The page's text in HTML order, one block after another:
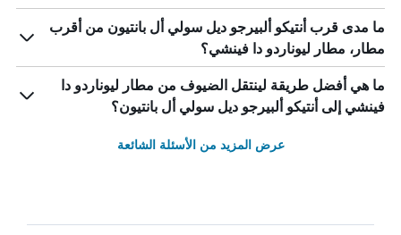
ما مدى قرب أنتيكو ألبيرجو ديل سولي أل بانتيون من أقرب
مطار، مطار ليوناردو دا فينشي؟
ما هي أفضل طريقة لينتقل الضيوف من مطار ليوناردو دا
فينشي إلى أنتيكو ألبيرجو ديل سولي أل بانتيون؟
عرض المزيد من الأسئلة الشائعة